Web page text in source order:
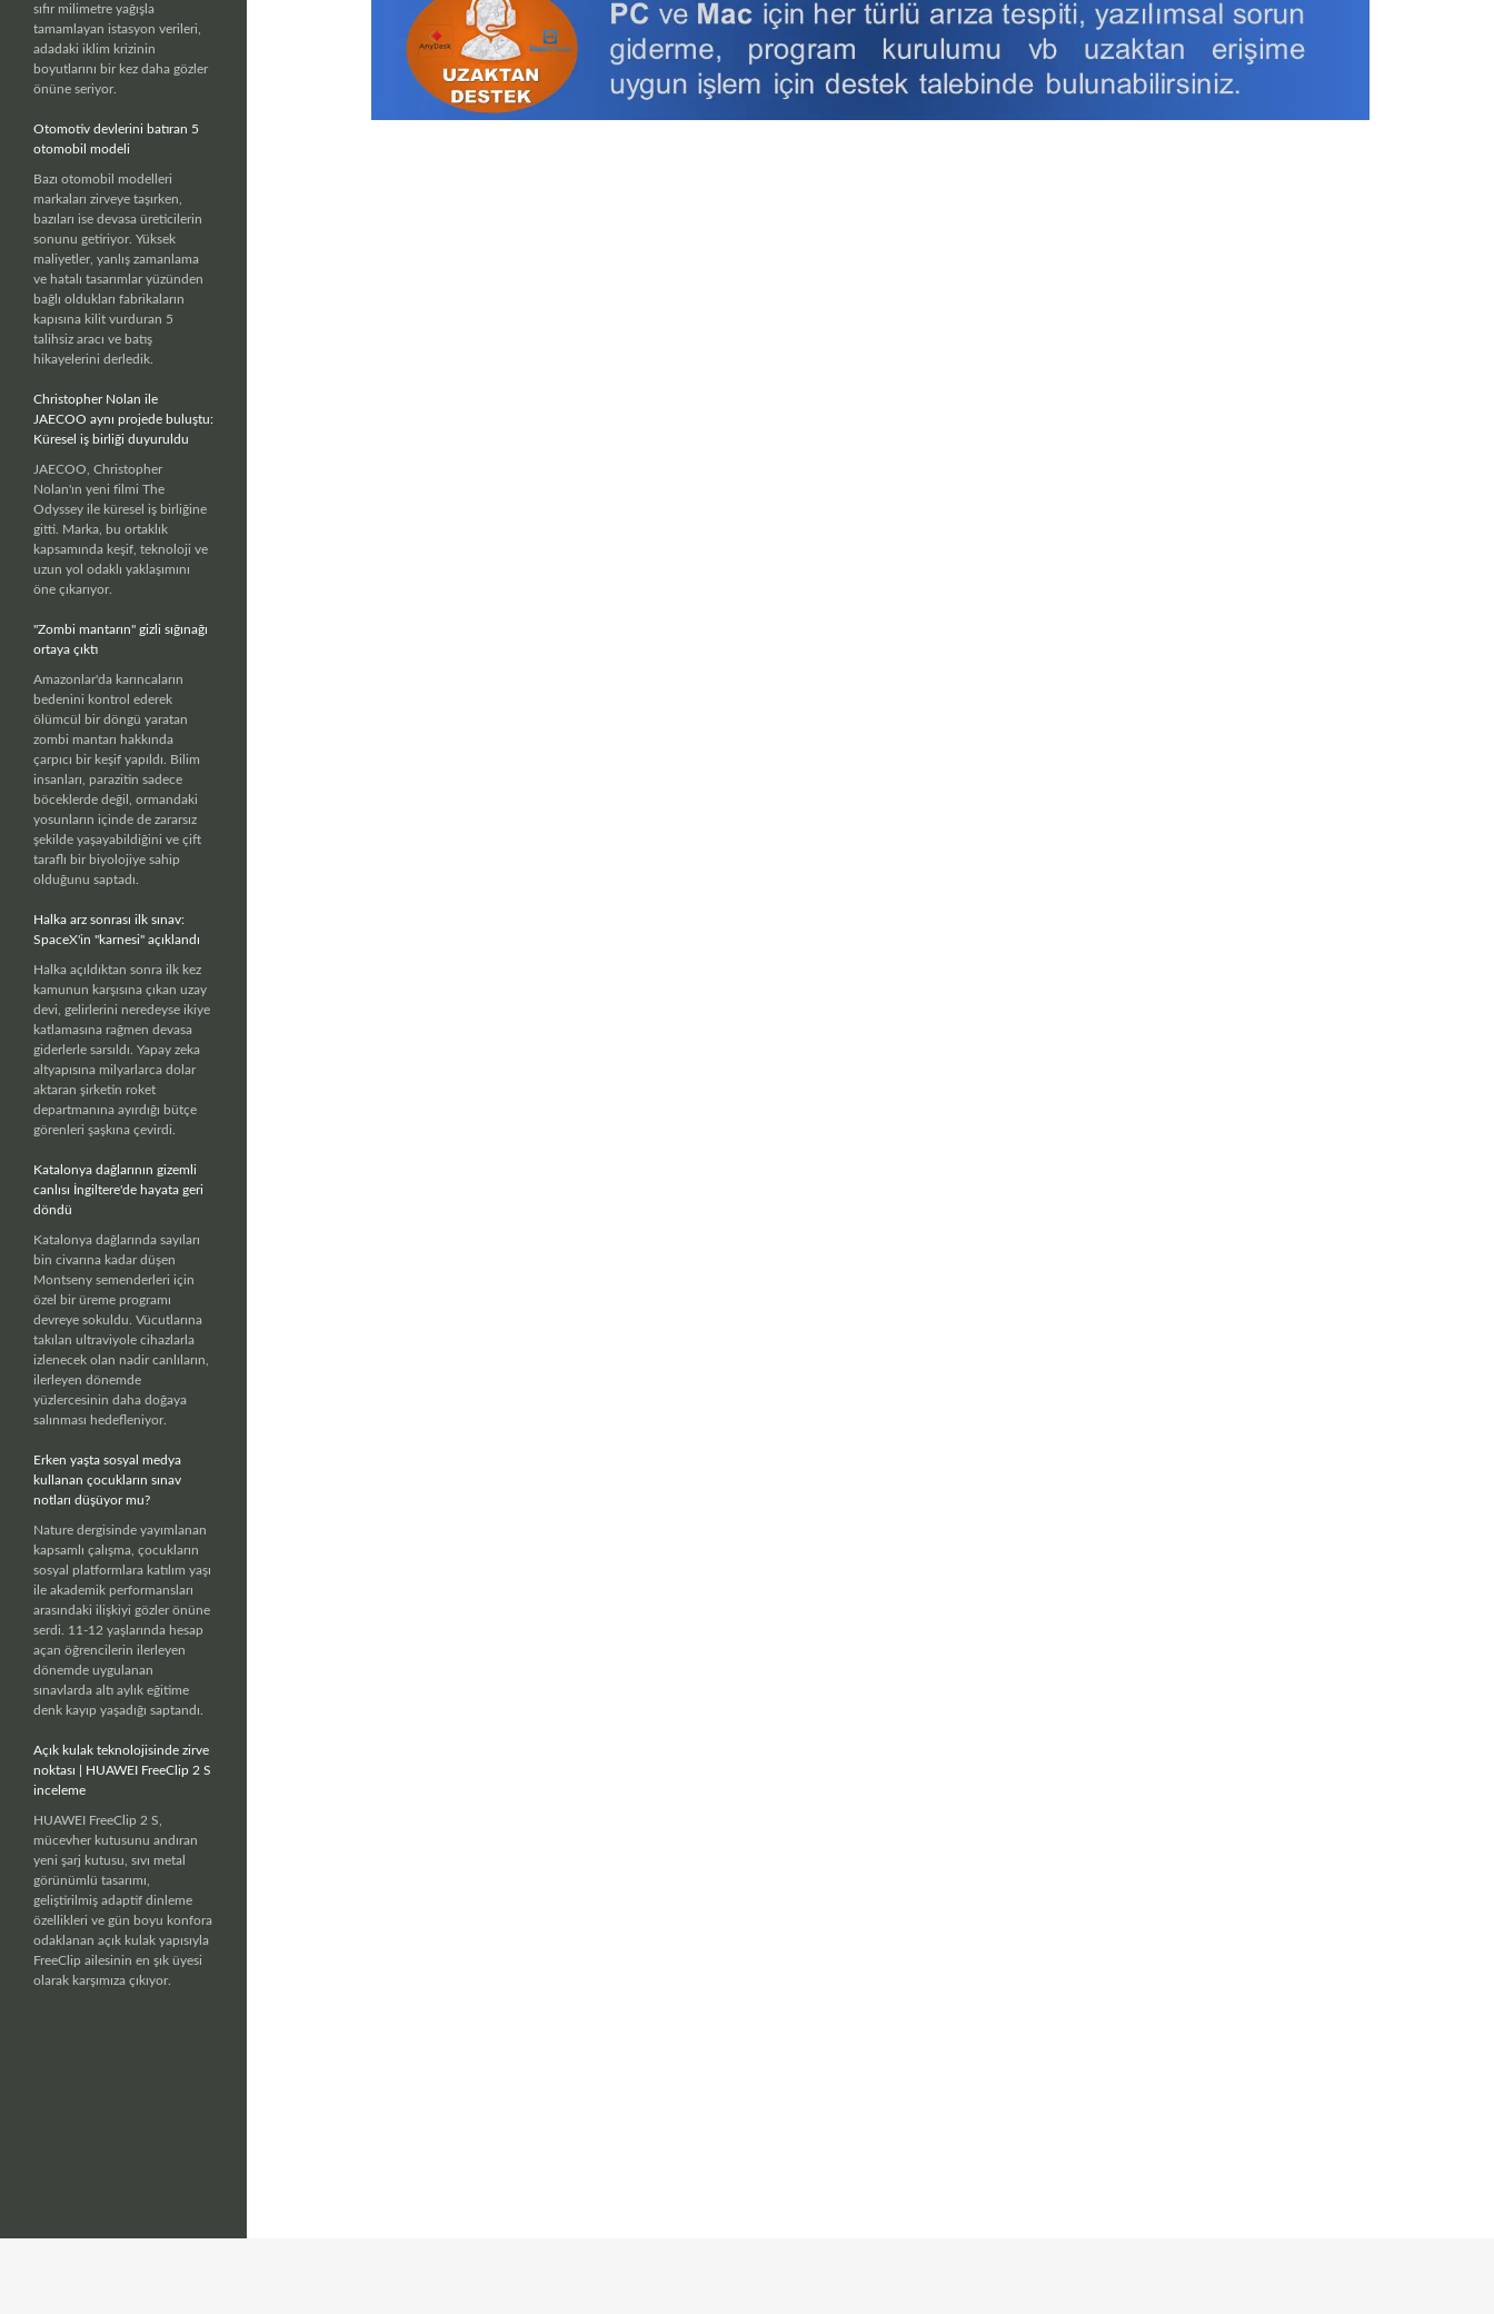
sıfır milimetre yağışla
tamamlayan istasyon verileri,
adadaki iklim krizinin
boyutlarını bir kez daha gözler
önüne seriyor.
Otomotiv devlerini batıran 5
otomobil modeli
Bazı otomobil modelleri
markaları zirveye taşırken,
bazıları ise devasa üreticilerin
sonunu getiriyor. Yüksek
maliyetler, yanlış zamanlama
ve hatalı tasarımlar yüzünden
bağlı oldukları fabrikaların
kapısına kilit vurduran 5
talihsiz aracı ve batış
hikayelerini derledik.
Christopher Nolan ile
JAECOO aynı projede buluştu:
Küresel iş birliği duyuruldu
JAECOO, Christopher
Nolan'ın yeni filmi The
Odyssey ile küresel iş birliğine
gitti. Marka, bu ortaklık
kapsamında keşif, teknoloji ve
uzun yol odaklı yaklaşımını
öne çıkarıyor.
"Zombi mantarın" gizli sığınağı
ortaya çıktı
Amazonlar'da karıncaların
bedenini kontrol ederek
ölümcül bir döngü yaratan
zombi mantarı hakkında
çarpıcı bir keşif yapıldı. Bilim
insanları, parazitin sadece
böceklerde değil, ormandaki
yosunların içinde de zararsız
şekilde yaşayabildiğini ve çift
taraflı bir biyolojiye sahip
olduğunu saptadı.
Halka arz sonrası ilk sınav:
SpaceX'in "karnesi" açıklandı
Halka açıldıktan sonra ilk kez
kamunun karşısına çıkan uzay
devi, gelirlerini neredeyse ikiye
katlamasına rağmen devasa
giderlerle sarsıldı. Yapay zeka
altyapısına milyarlarca dolar
aktaran şirketin roket
departmanına ayırdığı bütçe
görenleri şaşkına çevirdi.
Katalonya dağlarının gizemli
canlısı İngiltere'de hayata geri
döndü
Katalonya dağlarında sayıları
bin civarına kadar düşen
Montseny semenderleri için
özel bir üreme programı
devreye sokuldu. Vücutlarına
takılan ultraviyole cihazlarla
izlenecek olan nadir canlıların,
ilerleyen dönemde
yüzlercesinin daha doğaya
salınması hedefleniyor.
Erken yaşta sosyal medya
kullanan çocukların sınav
notları düşüyor mu?
Nature dergisinde yayımlanan
kapsamlı çalışma, çocukların
sosyal platformlara katılım yaşı
ile akademik performansları
arasındaki ilişkiyi gözler önüne
serdi. 11-12 yaşlarında hesap
açan öğrencilerin ilerleyen
dönemde uygulanan
sınavlarda altı aylık eğitime
denk kayıp yaşadığı saptandı.
Açık kulak teknolojisinde zirve
noktası | HUAWEI FreeClip 2 S
inceleme
HUAWEI FreeClip 2 S,
mücevher kutusunu andıran
yeni şarj kutusu, sıvı metal
görünümlü tasarımı,
geliştirilmiş adaptif dinleme
özellikleri ve gün boyu konfora
odaklanan açık kulak yapısıyla
FreeClip ailesinin en şık üyesi
olarak karşımıza çıkıyor.